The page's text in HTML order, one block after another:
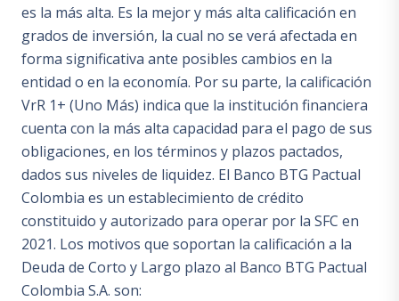
es la más alta. Es la mejor y más alta calificación en
grados de inversión, la cual no se verá afectada en
forma significativa ante posibles cambios en la
entidad o en la economía. Por su parte, la calificación
VrR 1+ (Uno Más) indica que la institución financiera
cuenta con la más alta capacidad para el pago de sus
obligaciones, en los términos y plazos pactados,
dados sus niveles de liquidez. El Banco BTG Pactual
Colombia es un establecimiento de crédito
constituido y autorizado para operar por la SFC en
2021. Los motivos que soportan la calificación a la
Deuda de Corto y Largo plazo al Banco BTG Pactual
Colombia S.A. son: